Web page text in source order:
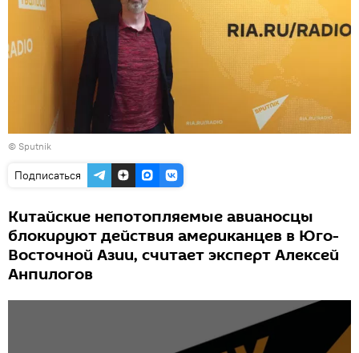
© Sputnik
Подписаться
Китайские непотопляемые авианосцы
блокируют действия американцев в Юго-
Восточной Азии, считает эксперт Алексей
Анпилогов